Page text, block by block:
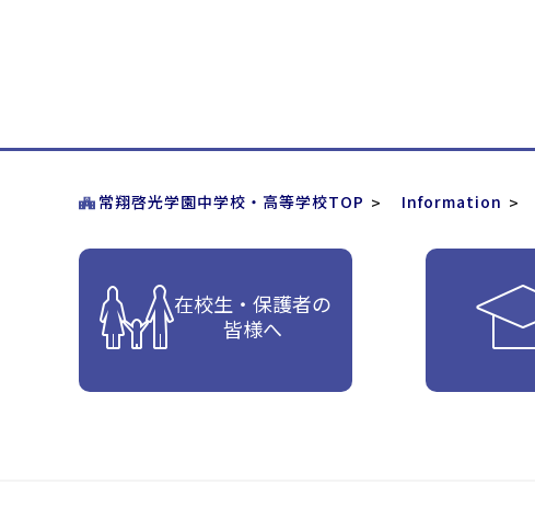
常翔啓光学園中学校・高等学校TOP Information
在校生・保護者の
皆様へ